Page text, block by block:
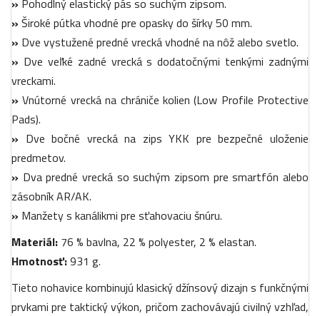
» Široké pútka vhodné pre opasky do šírky 50 mm.
» Dve vystužené predné vrecká vhodné na nôž alebo svetlo.
» Dve veľké zadné vrecká s dodatočnými tenkými zadnými
vreckami.
»Vnútorné vrecká na chrániče kolien (Low Profile Protective
Pads).
» Dve bočné vrecká na zips YKK pre bezpečné uloženie
predmetov.
» Dva predné vrecká so suchým zipsom pre smartfón alebo
zásobník AR/AK.
» Manžety s kanálikmi pre sťahovaciu šnúru.
Materiál: 76 % bavlna, 22 % polyester, 2 % elastan.
Hmotnosť:931 g.
Tieto nohavice kombinujú klasický džínsový dizajn s funkčnými
prvkami pre taktický výkon, pričom zachovávajú civilný vzhľad,